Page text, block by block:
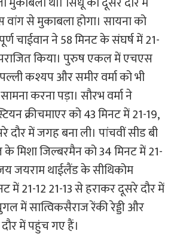
से मुकाबला होगा। सायना को
चाईवान ने 58 मिनट के संघर्ष में 21-
किया। पुरुष एकल में एचएस
कश्यप और समीर वर्मा को भी
करना पड़ा। सौरभ वर्मा ने
क्रीचमाएर को 43 मिनट में 21-19,
दौर में जगह बना ली। पांचवीं सीड बी
के मिशा जिल्बरमैन को 34 मिनट में 21-
जयराम थाईलैंड के सीथिकोम
में 21-12 21-13 से हराकर दूसरे दौर में
में सात्विकसैराज रेंकी रेड्डी और
दौर में पहुंच गए हैं।